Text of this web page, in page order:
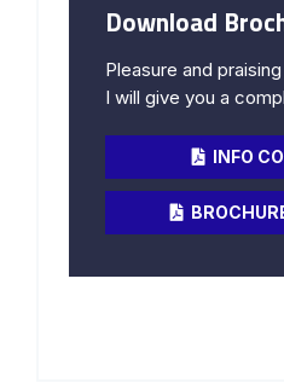
Download
Pleasure and
I will give you a
INFO